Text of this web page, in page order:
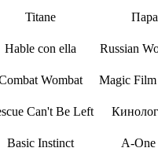
Titane
Hable con ella Russian
Wombat Magic
Can't Be Left
Basic Instinct A-